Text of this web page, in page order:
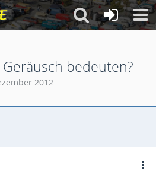
bedeuten?
2012